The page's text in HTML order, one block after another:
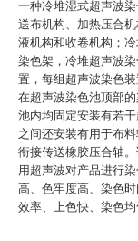
一种冷堆湿式超声波
送布机构、加热压合
液机构和收卷机构；
染色架，冷堆超声波
置，每组超声波染色
在超声波染色池顶部
池内均固定安装有若
之间还安装有用于布
衔接传送橡胶压合轴
用超声波对产品进行
高、色牢度高、染色
效率、上色快、染色均